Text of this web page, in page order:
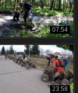
07:54
23:58